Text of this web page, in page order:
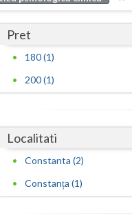
Buzau
Cluj
Pret
180 (1)
200 (1)
Localitati
Constanta (2)
Constanța (1)